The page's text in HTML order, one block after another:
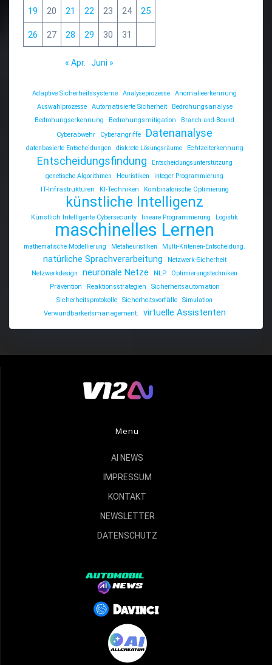
19 20 21 22 23 24 25
26 27 28 29 30 31
« Apr. Juni »
Adaptive Sicherheitssysteme Analyseprozesse
Anomalieerkennung
Auswahlprozesse
Automatisierte Sicherheit
Bedrohungsanalyse
Bedrohungserkennung
Bedrohungsmitigation
Branch-and-Bound
Cyberabwehr
Cyberangriffe Datenanalyse
datenbasierte Entscheidungen diskrete Lösungsräume Echtzeiterkennung
Entscheidungsfindung
Entscheidungsunterstützung
genetische Algorithmen
Heuristiken
integer Programmierung
IT-Infrastrukturen
KI-Techniken Kombinatorische Optimierung
künstliche Intelligenz
Künstlich Intelligente Cybersecurity lineare Programmierung Logistik
maschinelles Lernen
mathematische Modellierung Metaheuristiken Multi-Kriterien-Entscheidung.
natürliche Sprachverarbeitung
Netzwerk-Sicherheit
Netzwerkdesign
neuronale Netze NLP
Optimierungstechniken
Prävention
Reaktionsstrategien
Sicherheitsautomation
Sicherheitsprotokolle
Sicherheitsvorfälle
Simulation
Verwundbarkeitsmanagement.
virtuelle Assistenten
Menu
AI NEWS
IMPRESSUM
KONTAKT
NEWSLETTER
DATENSCHUTZ